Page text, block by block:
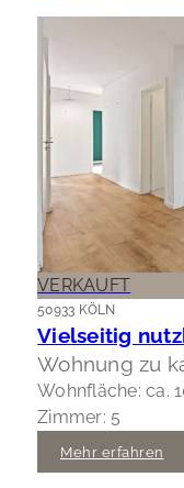
VERKAUFT
50933 KÖLN
Wohnung zu
Wohnfläche: ca.
Zimmer: 5
Mehr erfahren